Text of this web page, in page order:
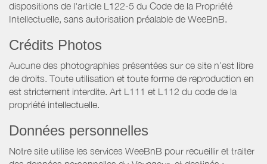
dispositions de l'article L122-5 du Code de la Propriété
Intellectuelle, sans autorisation préalable de WeeBnB.
Crédits Photos
Aucune des photographies présentées sur ce site n’est libre
de droits. Toute utilisation et toute forme de reproduction en
est strictement interdite. Art L111 et L112 du code de la
propriété intellectuelle.
Données personnelles
Notre site utilise les services WeeBnB pour recueillir et traiter